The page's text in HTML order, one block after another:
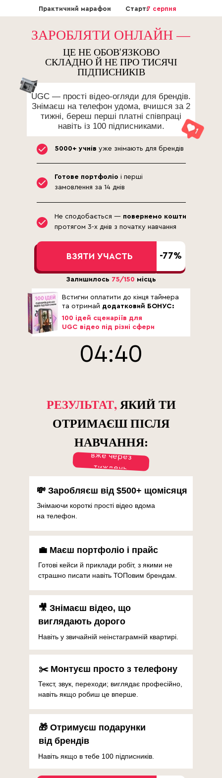
Залишилось 75/150 місць
UGC — прості відео-огляди для брендів.
Знімаєш на телефон удома, вчишся за 2
тижні, береш перші платні співпраці
навіть із 100 підписниками.
ЗАРОБЛЯТИ ОНЛАЙН —
ЦЕ НЕ ОБОВ'ЯЗКОВО
СКЛАДНО Й НЕ ПРО ТИСЯЧІ
ПІДПИСНИКІВ
04:39
100 ідей сценаріїв для
UGC відео під різні сфери
Встигни оплатити до кінця таймера
та отримай додатковий БОНУС:
Старт:7 серпня
Практичний марафон
ВЗЯТИ УЧАСТЬ -77%
Не сподобається — повернемо кошти
протягом 3-х днів з початку навчання
Готове портфоліо і перші
замовлення за 14 днів
5000+ учнів уже знімають для брендів
🎁 Отримуєш подарунки
від брендів
Навіть якщо в тебе 100 підписників.
✂️ Монтуєш просто з телефону
Текст, звук, переходи; виглядає професійно,
навіть якщо робиш це вперше.
Навіть у звичайній неінстаграмній квартирі.
🎥 Знімаєш відео, що
виглядають дорого
💼 Маєш портфоліо і прайс
Готові кейси й приклади робіт, з якими не
страшно писати навіть ТОПовим брендам.
РЕЗУЛЬТАТ,ЯКИЙ ТИ
ОТРИМАЄШ ПІСЛЯ
НАВЧАННЯ:
вже через
тиждень
💸 Заробляєш від $500+ щомісяця
Знімаючи короткі прості відео вдома
на телефон.